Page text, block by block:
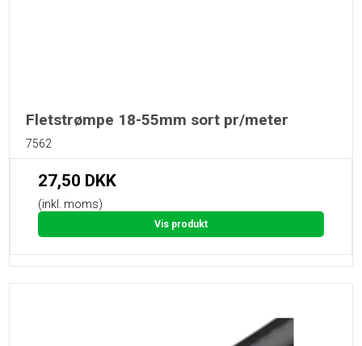
Fletstrømpe 18-55mm sort pr/meter
7562
27,50 DKK
(inkl. moms)
Vis produkt